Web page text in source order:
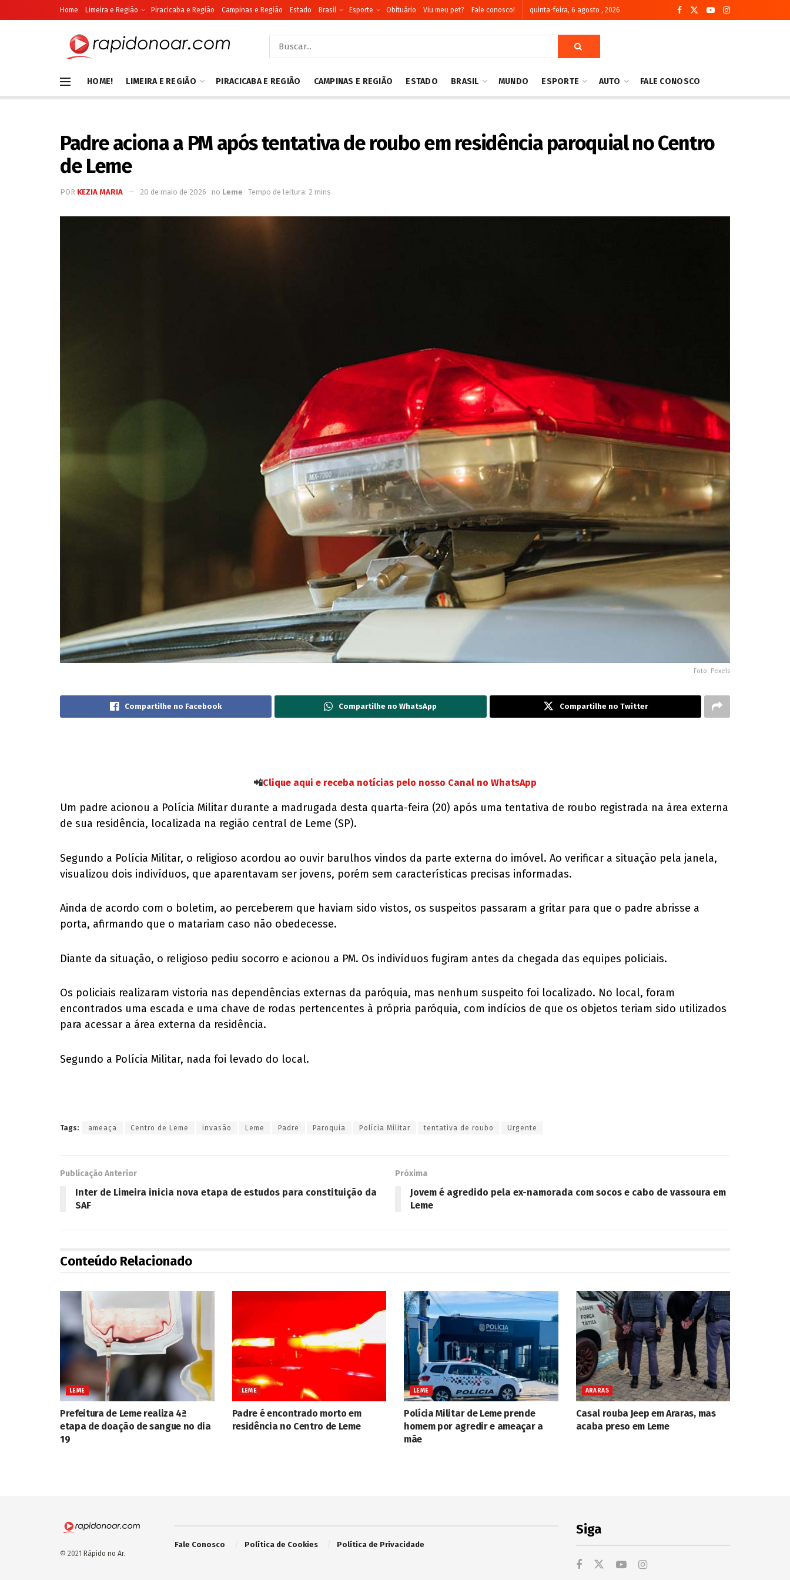
Home Limeira e Região Piracicaba e Região Campinas e Região Estado Brasil Esporte Obituário Viu meu pet? Fale conosco! quinta-feira, 6 agosto , 2026
HOME! LIMEIRA E REGIÃO PIRACICABA E REGIÃO CAMPINAS E REGIÃO ESTADO BRASIL MUNDO ESPORTE AUTO FALE CONOSCO
Padre aciona a PM após tentativa de roubo em residência paroquial no Centro
de Leme
POR KEZIA MARIA 20 de maio de 2026 no Leme Tempo de leitura: 2 mins
Foto: Pexels
Compartilhe no Facebook Compartilhe no WhatsApp Compartilhe no Twitter
📲Clique aqui e receba notícias pelo nosso Canal no WhatsApp
Um padre acionou a Polícia Militar durante a madrugada desta quarta-feira (20) após uma tentativa de roubo registrada na área externa
de sua residência, localizada na região central de Leme (SP).
Segundo a Polícia Militar, o religioso acordou ao ouvir barulhos vindos da parte externa do imóvel. Ao verificar a situação pela janela,
visualizou dois indivíduos, que aparentavam ser jovens, porém sem características precisas informadas.
Ainda de acordo com o boletim, ao perceberem que haviam sido vistos, os suspeitos passaram a gritar para que o padre abrisse a
porta, afirmando que o matariam caso não obedecesse.
Diante da situação, o religioso pediu socorro e acionou a PM. Os indivíduos fugiram antes da chegada das equipes policiais.
Os policiais realizaram vistoria nas dependências externas da paróquia, mas nenhum suspeito foi localizado. No local, foram
encontrados uma escada e uma chave de rodas pertencentes à própria paróquia, com indícios de que os objetos teriam sido utilizados
para acessar a área externa da residência.
Segundo a Polícia Militar, nada foi levado do local.
Tags: ameaça Centro de Leme invasão Leme Padre Paroquia Polícia Militar tentativa de roubo Urgente
Publicação Anterior
Inter de Limeira inicia nova etapa de estudos para constituição da
SAF
Próxima
Jovem é agredido pela ex-namorada com socos e cabo de vassoura em
Leme
Conteúdo Relacionado
LEME
Prefeitura de Leme realiza 4ª
etapa de doação de sangue no dia
19
LEME
Padre é encontrado morto em
residência no Centro de Leme
LEME
Polícia Militar de Leme prende
homem por agredir e ameaçar a
mãe
ARARAS
Casal rouba Jeep em Araras, mas
acaba preso em Leme
© 2021 Rápido no Ar.
Fale Conosco Política de Cookies Política de Privacidade
Siga